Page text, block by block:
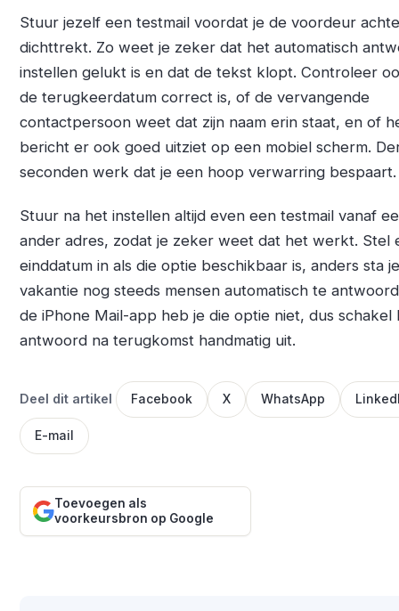
Stuur jezelf een testmail voordat je de voordeur
dichttrekt. Zo weet je zeker dat het automatisch
instellen gelukt is en dat de tekst klopt. Controleer
de terugkeerdatum correct is, of de vervangende
contactpersoon weet dat zijn naam erin staat, en of
bericht er ook goed uitziet op een mobiel scherm.
seconden werk dat je een hoop verwarring bespaart.
Stuur na het instellen altijd even een testmail vanaf
ander adres, zodat je zeker weet dat het werkt. Stel
einddatum in als die optie beschikbaar is, anders sta
vakantie nog steeds mensen automatisch te
de iPhone Mail-app heb je die optie niet, dus schakel
antwoord na terugkomst handmatig uit.
Deel dit artikel Facebook X WhatsApp
E-mail
Toevoegen als
voorkeursbron op Google